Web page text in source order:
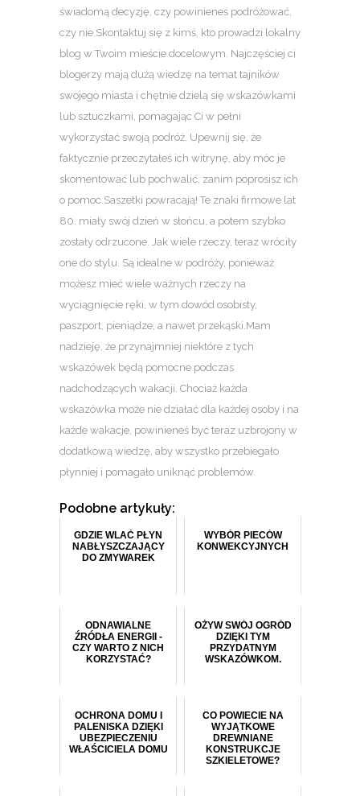
świadomą decyzję, czy powinieneś podróżować,
czy nie.Skontaktuj się z kimś, kto prowadzi lokalny
blog w Twoim mieście docelowym. Najczęściej ci
blogerzy mają dużą wiedzę na temat tajników
swojego miasta i chętnie dzielą się wskazówkami
lub sztuczkami, pomagając Ci w pełni
wykorzystać swoją podróż. Upewnij się, że
faktycznie przeczytałeś ich witrynę, aby móc je
skomentować lub pochwalić, zanim poprosisz ich
o pomoc.Saszetki powracają! Te znaki firmowe lat
80. miały swój dzień w słońcu, a potem szybko
zostały odrzucone. Jak wiele rzeczy, teraz wróciły
one do stylu. Są idealne w podróży, ponieważ
możesz mieć wiele ważnych rzeczy na
wyciągnięcie ręki, w tym dowód osobisty,
paszport, pieniądze, a nawet przekąski.Mam
nadzieję, że przynajmniej niektóre z tych
wskazówek będą pomocne podczas
nadchodzących wakacji. Chociaż każda
wskazówka może nie działać dla każdej osoby i na
każde wakacje, powinieneś być teraz uzbrojony w
dodatkową wiedzę, aby wszystko przebiegało
płynniej i pomagało uniknąć problemów.
Podobne artykuły:
GDZIE WLAĆ PŁYN
NABŁYSZCZAJĄCY
DO ZMYWAREK
WYBÓR PIECÓW
KONWEKCYJNYCH
ODNAWIALNE
ŹRÓDŁA ENERGII -
CZY WARTO Z NICH
KORZYSTAĆ?
OŻYW SWÓJ OGRÓD
DZIĘKI TYM
PRZYDATNYM
WSKAZÓWKOM.
OCHRONA DOMU I
PALENISKA DZIĘKI
UBEZPIECZENIU
WŁAŚCICIELA DOMU
CO POWIECIE NA
WYJĄTKOWE
DREWNIANE
KONSTRUKCJE
SZKIELETOWE?